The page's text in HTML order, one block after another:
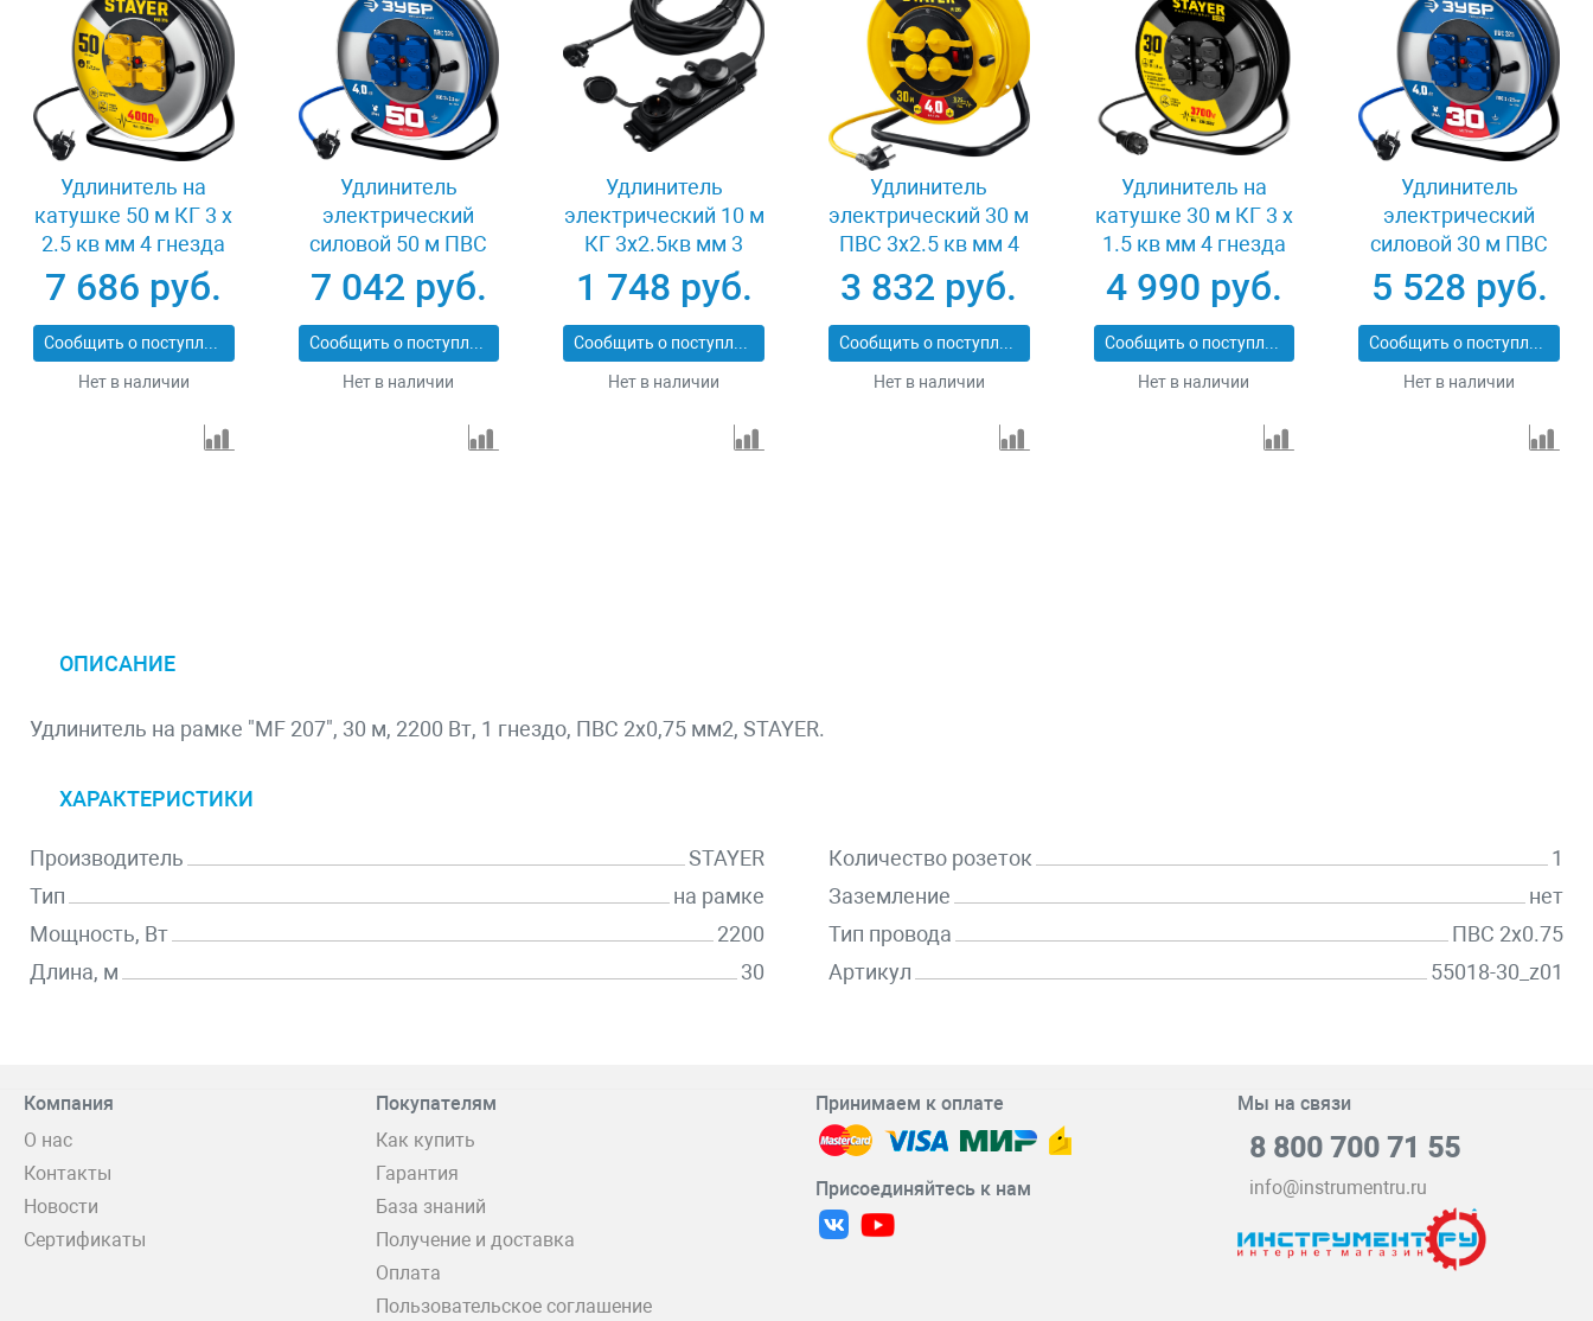
Удлинитель на
катушке 50 м КГ 3 x
2.5 кв мм 4 гнезда
Stayer 55076-50_z01
7 686 руб.
Сообщить о поступлении
Нет в наличии
Удлинитель
электрический
силовой 50 м ПВС
3х2.5 кв мм 4 гнезда
Зубр 55102-50
7 042 руб.
Сообщить о поступлении
Нет в наличии
Удлинитель
электрический 10 м
КГ 3х2.5кв мм 3
гнезда Зубр 55024-
10
1 748 руб.
Сообщить о поступлении
Нет в наличии
Удлинитель
электрический 30 м
ПВС 3х2.5 кв мм 4
гнезда Stayer 55064-
30
3 832 руб.
Сообщить о поступлении
Нет в наличии
Удлинитель на
катушке 30 м КГ 3 x
1.5 кв мм 4 гнезда
Stayer RX 315 55077-
30
4 990 руб.
Сообщить о поступлении
Нет в наличии
Удлинитель
электрический
силовой 30 м ПВС
3х2.5 кв мм 4 гнезда
Зубр 55102-30
5 528 руб.
Сообщить о поступлении
Нет в наличии
ОПИСАНИЕ
Удлинитель на рамке "MF 207", 30 м, 2200 Вт, 1 гнездо, ПВС 2х0,75 мм2, STAYER.
ХАРАКТЕРИСТИКИ
Производитель
STAYER
Тип
на рамке
Мощность, Вт
2200
Длина, м
30
Количество розеток
1
Заземление
нет
Тип провода
ПВС 2х0.75
Артикул
55018-30_z01
Компания
О нас
Контакты
Новости
Сертификаты
Покупателям
Как купить
Гарантия
База знаний
Получение и доставка
Оплата
Пользовательское соглашение
Принимаем к оплате
Присоединяйтесь к нам
Мы на связи
8 800 700 71 55
info@instrumentru.ru